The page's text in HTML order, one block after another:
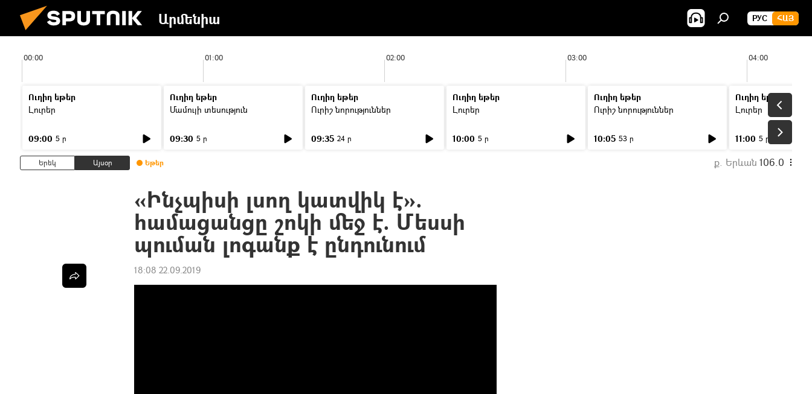
Արմենիա РУС ՀԱՅ
00:00 01:00 02:00 03:00 04:00
Ուղիղ եթեր
Լուրեր
09:00 5 ր
Ուղիղ եթեր
Մամուլի տեսություն
09:30 5 ր
Ուղիղ եթեր
Ուրիշ նորություններ
09:35 24 ր
Ուղիղ եթեր
Լուրեր
10:00 5 ր
Ուղիղ եթեր
Ուրիշ նորություններ
10:05 53 ր
Ուղիղ եթեր
Լուրեր
11:00 5 ր
Երեկ Այսօր Եթեր ք. Երևան 106.0
«Ինչպիսի լսող կատվիկ է».
համացանցը շոկի մեջ է. Մեսսի
պուման լոգանք է ընդունում
18:08 22.09.2019